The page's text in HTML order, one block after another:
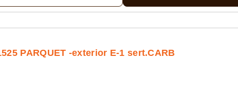
PARQUET -exterior E-1 sert.CARB